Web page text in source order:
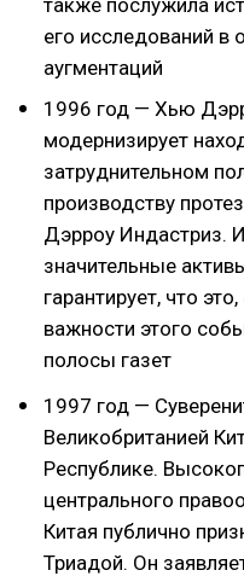
его исследований в
аугментаций
1996 год — Хью
модернизирует
затруднительном
производству
Дэрроу Индастриз.
значительные
гарантирует, что
важности этого
полосы газет
1997 год —
Великобританией
Республике.
центрального
Китая публично
Триадой. Он